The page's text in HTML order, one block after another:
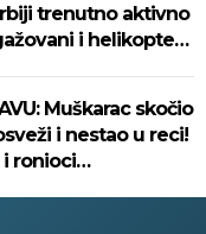
trenutno aktivno
i helikopteri
Muškarac skočio
i nestao u reci!
i ronioci